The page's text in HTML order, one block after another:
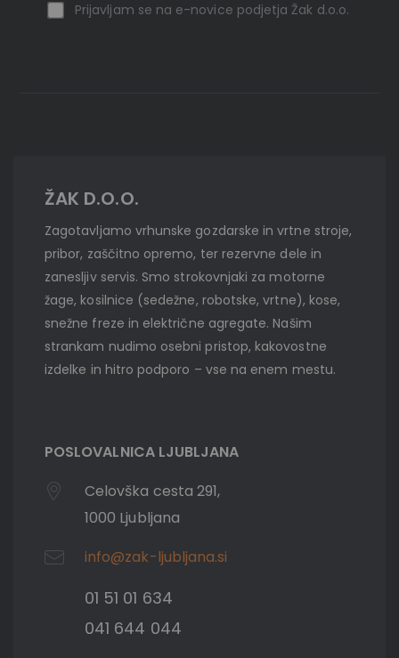
Prijavljam se na e-novice podjetja Žak d.o.o.
ŽAK D.O.O.
Zagotavljamo vrhunske gozdarske in vrtne stroje,
pribor, zaščitno opremo, ter rezervne dele in
zanesljiv servis. Smo strokovnjaki za motorne
žage, kosilnice (sedežne, robotske, vrtne), kose,
snežne freze in električne agregate. Našim
strankam nudimo osebni pristop, kakovostne
izdelke in hitro podporo – vse na enem mestu.
POSLOVALNICA LJUBLJANA
Celovška cesta 291,
1000 Ljubljana
info@zak-ljubljana.si
01 51 01 634
041 644 044